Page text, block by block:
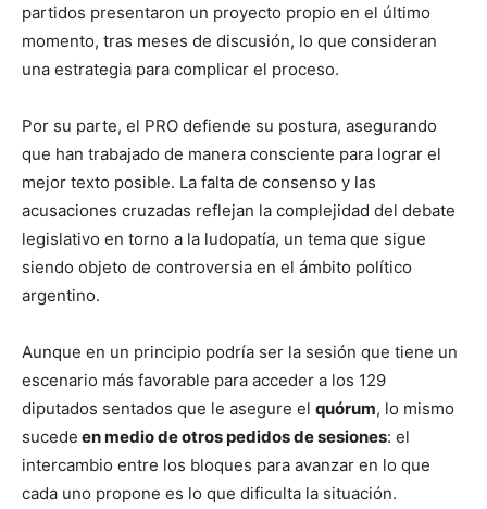
partidos presentaron un proyecto propio en el último
momento, tras meses de discusión, lo que consideran
una estrategia para complicar el proceso.
Por su parte, el PRO defiende su postura, asegurando
que han trabajado de manera consciente para lograr el
mejor texto posible. La falta de consenso y las
acusaciones cruzadas reflejan la complejidad del debate
legislativo en torno a la ludopatía, un tema que sigue
siendo objeto de controversia en el ámbito político
argentino.
Aunque en un principio podría ser la sesión que tiene un
escenario más favorable para acceder a los 129
diputados sentados que le asegure el quórum, lo mismo
sucede en medio de otros pedidos de sesiones: el
intercambio entre los bloques para avanzar en lo que
cada uno propone es lo que dificulta la situación.